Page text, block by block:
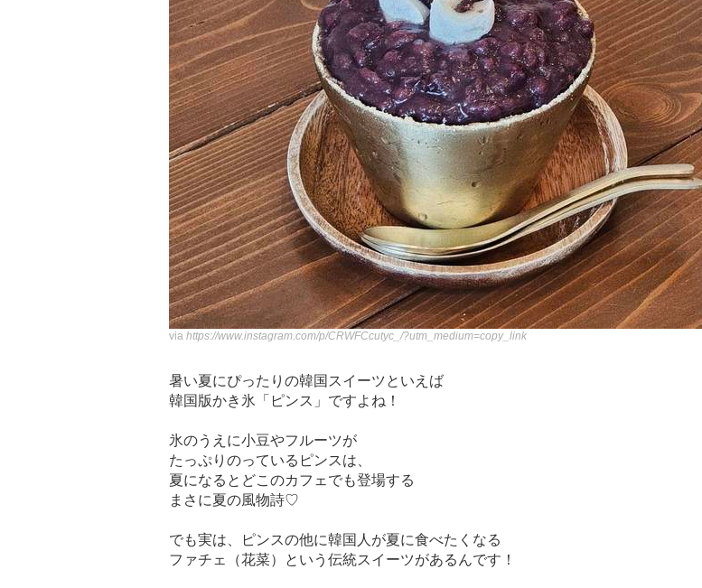
via https://www.instagram.com/p/CRWFCcutyc_/?utm_medium=copy_link
暑い夏にぴったりの韓国スイーツといえば
韓国版かき氷「ピンス」ですよね！
氷のうえに小豆やフルーツが
たっぷりのっているピンスは、
夏になるとどこのカフェでも登場する
まさに夏の風物詩♡
でも実は、ピンスの他に韓国人が夏に食べたくなる
ファチェ（花菜）という伝統スイーツがあるんです！